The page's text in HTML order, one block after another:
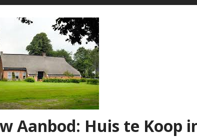
Aanbod: Huis te Koop